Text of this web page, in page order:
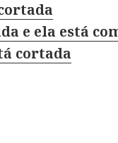
e ela está
cortada